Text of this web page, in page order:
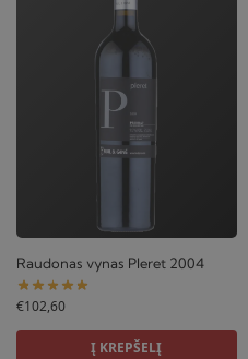
Raudonas vynas Pleret 2004
€102,60
Į KREPŠELĮ